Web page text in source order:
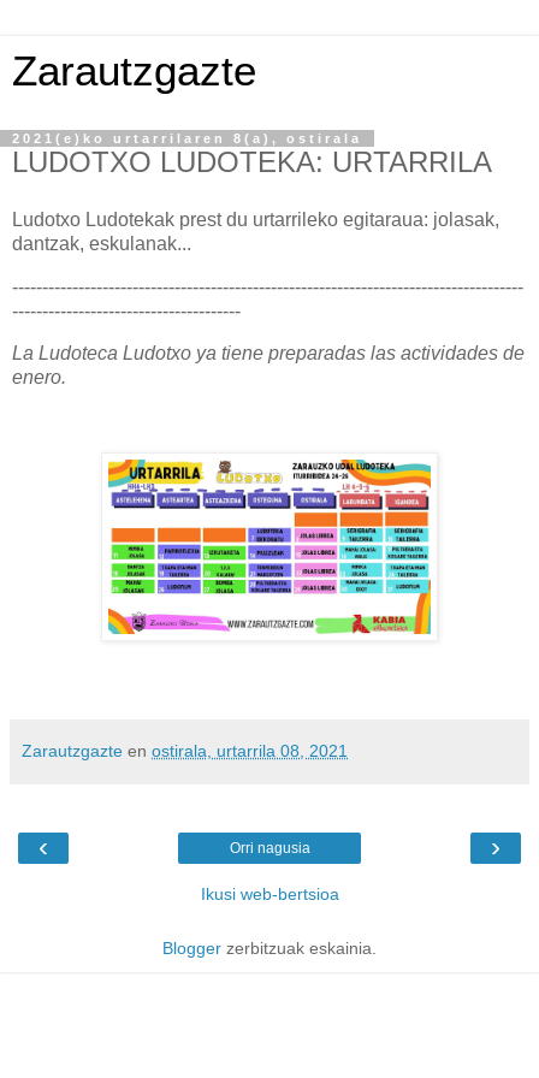
Zarautzgazte
2021(e)ko urtarrilaren 8(a), ostirala
LUDOTXO LUDOTEKA: URTARRILA
Ludotxo Ludotekak prest du urtarrileko egitaraua: jolasak,
dantzak, eskulanak...
-------------------------------------------------------------------------------------
--------------------------------------
La Ludoteca Ludotxo ya tiene preparadas las actividades de
enero.
Zarautzgazte en ostirala, urtarrila 08, 2021
‹ ›
Orri nagusia
Ikusi web-bertsioa
Blogger zerbitzuak eskainia.